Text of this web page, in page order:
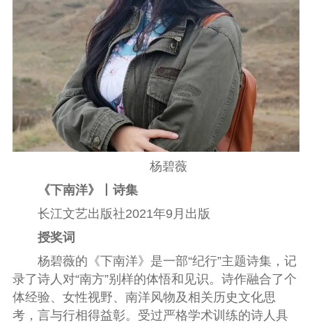
杨碧薇
《下南洋》丨诗集
长江文艺出版社2021年9月出版
授奖词
杨碧薇的《下南洋》是一部“纪行”主题诗集，记
录了诗人对“南方”别样的体悟和见识。诗作融合了个
体经验、女性视野、南洋风物及相关历史文化思
考，言与行相得益彰。受过严格学术训练的诗人具